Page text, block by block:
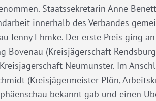
Staatssekretärin Anne
innerhalb des Verbandes
Jenny Ehmke. Der erste Preis ging
Bovenau (Kreisjägerschaft
Neumünster. Im
(Kreisjägermeister Plön,
bekannt gab und einen